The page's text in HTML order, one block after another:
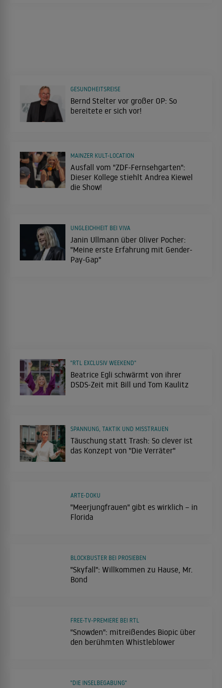
Bernd Stelter vor großer OP: So
bereitete er sich vor!
GESUNDHEITSREISE
Ausfall vom "ZDF-Fernsehgarten":
Dieser Kollege stiehlt Andrea Kiewel
die Show!
MAINZER KULT-LOCATION
Janin Ullmann über Oliver Pocher:
"Meine erste Erfahrung mit Gender-
Pay-Gap"
UNGLEICHHEIT BEI VIVA
Beatrice Egli schwärmt von ihrer
DSDS-Zeit mit Bill und Tom Kaulitz
"RTL EXCLUSIV WEEKEND"
Täuschung statt Trash: So clever ist
das Konzept von "Die Verräter"
SPANNUNG, TAKTIK UND MISSTRAUEN
"Meerjungfrauen" gibt es wirklich – in
Florida
ARTE-DOKU
"Skyfall": Willkommen zu Hause, Mr.
Bond
BLOCKBUSTER BEI PROSIEBEN
"Snowden": mitreißendes Biopic über
den berühmten Whistleblower
FREE-TV-PREMIERE BEI RTL
"DIE INSELBEGABUNG"